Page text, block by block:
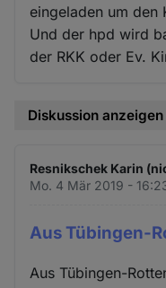
eingeladen um den
Und der hpd wird
der RKK oder Ev.
Diskussion anzeigen
Resnikschek Karin
Mo. 4 Mär 2019 -
Aus Tübingen-
Aus Tübingen-